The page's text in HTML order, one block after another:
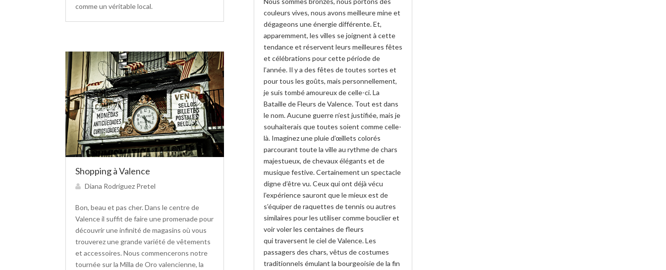
comme un véritable local.
couleurs vives, nous avons meilleure mine et
dégageons une énergie différente. Et,
apparemment, les villes se joignent à cette
tendance et réservent leurs meilleures fêtes
et célébrations pour cette période de
l’année. Il y a des fêtes de toutes sortes et
pour tous les goûts, mais personnellement,
je suis tombé amoureux de celle-ci. La
Bataille de Fleurs de Valence. Tout est dans
le nom. Aucune guerre n’est justifiée, mais je
souhaiterais que toutes soient comme celle-
là. Imaginez une pluie d’œillets colorés
parcourant toute la ville au rythme de chars
majestueux, de chevaux élégants et de
musique festive. Certainement un spectacle
digne d’être vu. Ceux qui ont déjà vécu
l’expérience sauront que le mieux est de
s’équiper de raquettes de tennis ou autres
similaires pour les utiliser comme bouclier et
voir voler les centaines de fleurs
qui traversent le ciel de Valence. Les
passagers des chars, vêtus de costumes
traditionnels émulant la bourgeoisie de la fin
Shopping à Valence
Diana Rodríguez Pretel
Bon, beau et pas cher. Dans le centre de
Valence il suffit de faire une promenade pour
découvrir une infinité de magasins où vous
trouverez une grande variété de vêtements
et accessoires. Nous commencerons notre
tournée sur la Milla de Oro valencienne, la